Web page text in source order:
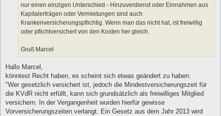
nur einen einzigen Unterschied - Hinzuverdienst oder Einnahmen aus
Kapitalerträgen oder Vermietungen sind auch
Krankenversicherungspflichtig. Wenn man das nicht hat, ist freiwillig
oder pflichtversichert von den Kosten her gleich.
Gruß Marcel
Hallo Marcel,
könntest Recht haben, es scheint sich etwas geändert zu haben:
"Wer gesetzlich versichert ist, jedoch die Mindestversicherungszeit für
die KVdR nicht erfüllt, kann sich grundsätzlich als freiwilliges Mitglied
versichern. In der Vergangenheit wurden hierfür gewisse
Vorversicherungszeiten verlangt. Ein Gesetz aus dem Jahr 2013 wird